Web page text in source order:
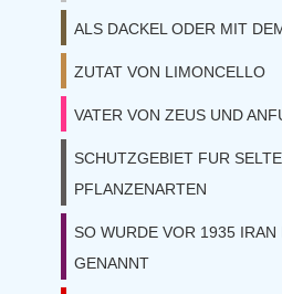
ALS DACKEL ODER MIT
ZUTAT VON LIMONCELLO
VATER VON ZEUS UND
SCHUTZGEBIET FUR
PFLANZENARTEN
SO WURDE VOR 1935 IRAN
GENANNT